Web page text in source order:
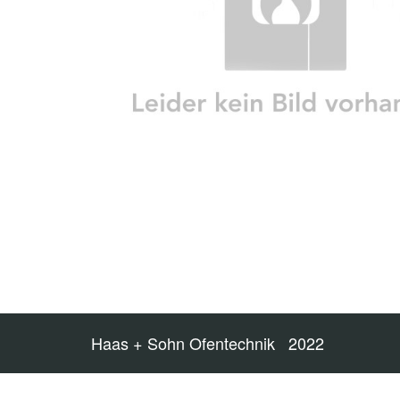
Haas + Sohn Ofentechnik 2022